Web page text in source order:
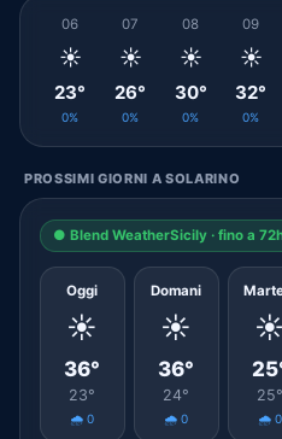
06
☀️
23°
0%
07
☀️
26°
0%
08
☀️
30°
0%
09
☀️
32°
0%
PROSSIMI GIORNI A SOLARINO
● Blend WeatherSicily · fino a
Oggi
☀️
36°
23°
🌧️ 0
Domani
☀️
36°
24°
🌧️ 0
☀️
25°
🌧️ 0